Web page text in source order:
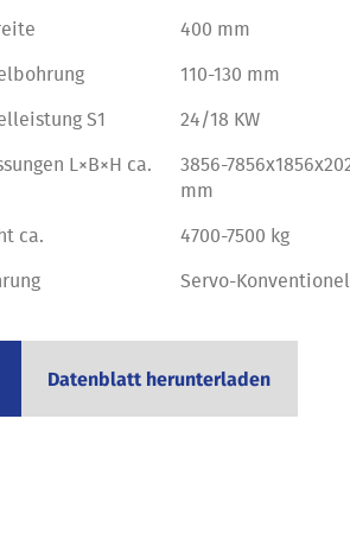
400 mm
110-130 mm
S1
24/18 KW
L×B×H ca.
3856-
mm
ca.
4700-7500 kg
Servo-
Datenblatt herunterladen